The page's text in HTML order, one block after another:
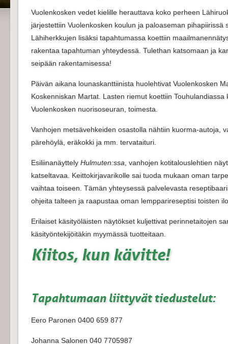
Vuolenkosken vedet kielille herauttava koko perheen
järjestettiin Vuolenkosken koulun ja paloaseman pihapiirissä
Lähiherkkujen lisäksi tapahtumassa koettiin
rakentaa tapahtuman yhteydessä. Tulethan katsomaan ja
seipään rakentamisessa!
Päivän aikana lounaskanttiinista huolehtivat Vuolenkosken
Koskenniskan Martat. Lasten riemut koettiin
Vuolenkosken nuorisoseuran, toimesta.
Vanhojen metsävehkeiden osastolla nähtiin kuorma-autoja,
pärehöylä, eräkokki ja mm. tervataituri.
Esiliinanäyttely Hulmuten:ssa , vanhojen kotitalouslehtien
katseltavaa. Keittokirjavarikolle sai tuoda mukaan oman
vaihtaa toiseen. Tämän yhteysessä palvelevasta
ohjeita talteen ja raapustaa oman lempparireseptisi toisten
Erilaiset käsityöläisten näytökset kuljettivat perinnetaitojen
käsityöntekijöitäkin myymässä tuotteitaan.
Kiitos, kun kävitte!
Tapahtumaan liittyvät tiedustelut:
Eero Paronen 0400 659 877
Johanna Salonen 040 7705987